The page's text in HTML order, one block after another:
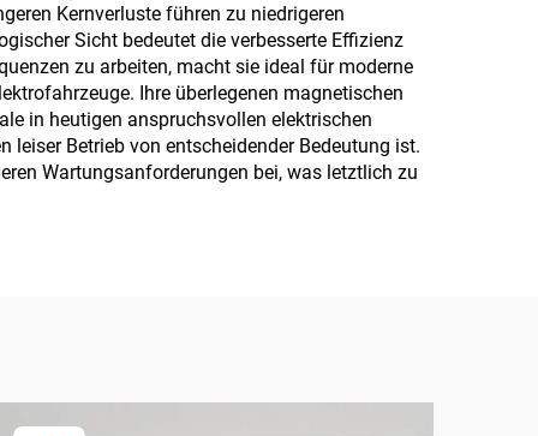
Kernverluste führen zu niedrigeren
Sicht bedeutet die verbesserte Effizienz
zu arbeiten, macht sie ideal für moderne
Ihre überlegenen magnetischen
in heutigen anspruchsvollen elektrischen
leiser Betrieb von entscheidender Bedeutung ist.
Wartungsanforderungen bei, was letztlich zu